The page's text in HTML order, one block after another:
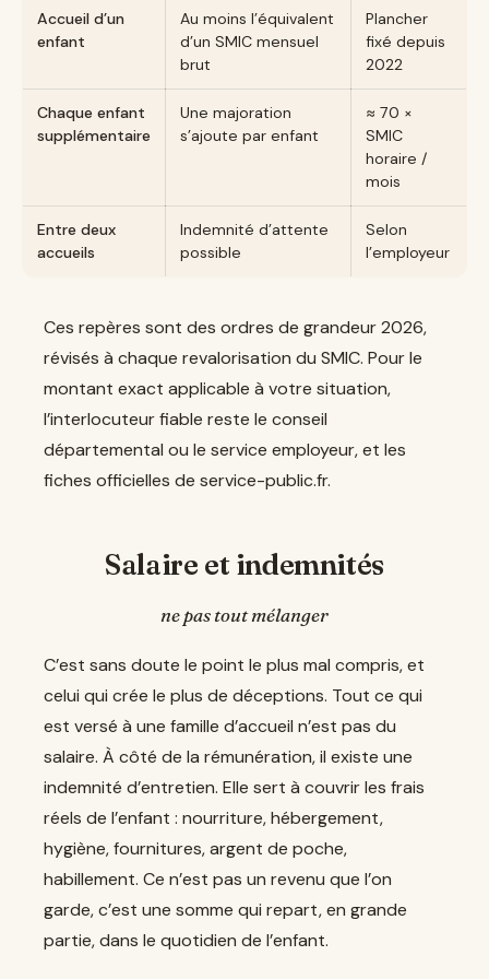
Accueil d’un
enfant
Au moins l’équivalent
d’un SMIC mensuel
brut
Plancher
fixé depuis
2022
Chaque enfant
supplémentaire
Une majoration
s’ajoute par enfant
≈ 70 ×
SMIC
horaire /
mois
Entre deux
accueils
Indemnité d’attente
possible
Selon
l’employeur
Ces repères sont des ordres de grandeur 2026,
révisés à chaque revalorisation du SMIC. Pour le
montant exact applicable à votre situation,
l’interlocuteur fiable reste le conseil
départemental ou le service employeur, et les
fiches officielles de service-public.fr.
Salaire et indemnités
ne pas tout mélanger
C’est sans doute le point le plus mal compris, et
celui qui crée le plus de déceptions. Tout ce qui
est versé à une famille d’accueil n’est pas du
salaire. À côté de la rémunération, il existe une
indemnité d’entretien. Elle sert à couvrir les frais
réels de l’enfant : nourriture, hébergement,
hygiène, fournitures, argent de poche,
habillement. Ce n’est pas un revenu que l’on
garde, c’est une somme qui repart, en grande
partie, dans le quotidien de l’enfant.